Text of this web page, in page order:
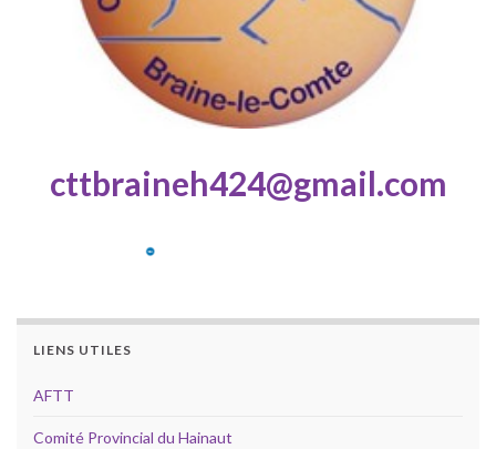
cttbraineh424@gmail.com
LIENS UTILES
AFTT
Comité Provincial du Hainaut